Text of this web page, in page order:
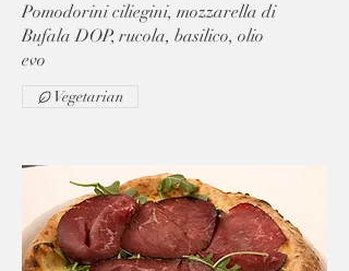
Pomodorini ciliegini, mozzarella di
Bufala DOP, rucola, basilico, olio
evo
Vegetarian